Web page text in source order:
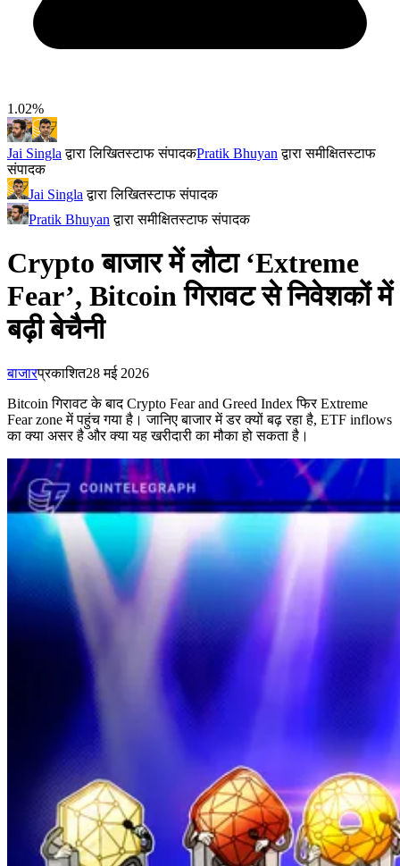
1.02%
Jai Singla द्वारा लिखितस्टाफ संपादकPratik Bhuyan द्वारा समीक्षितस्टाफ
संपादक
Jai Singla द्वारा लिखितस्टाफ संपादक
Pratik Bhuyan द्वारा समीक्षितस्टाफ संपादक
Crypto बाजार में लौटा ‘Extreme
Fear’, Bitcoin गिरावट से निवेशकों में
बढ़ी बेचैनी
बाजारप्रकाशित28 मई 2026
Bitcoin गिरावट के बाद Crypto Fear and Greed Index फिर Extreme
Fear zone में पहुंच गया है। जानिए बाजार में डर क्यों बढ़ रहा है, ETF inflows
का क्या असर है और क्या यह खरीदारी का मौका हो सकता है।